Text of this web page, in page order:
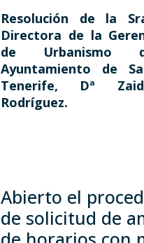
Resolución de la
Directora de la
de Urbanismo
Ayuntamiento de
Tenerife, Dª
Rodríguez.
Abierto el
de solicitud de